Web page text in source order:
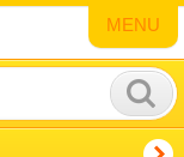
MENU